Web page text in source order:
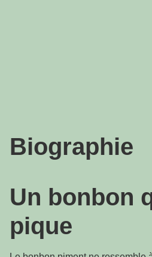
Biographie
Un bonbon
pique